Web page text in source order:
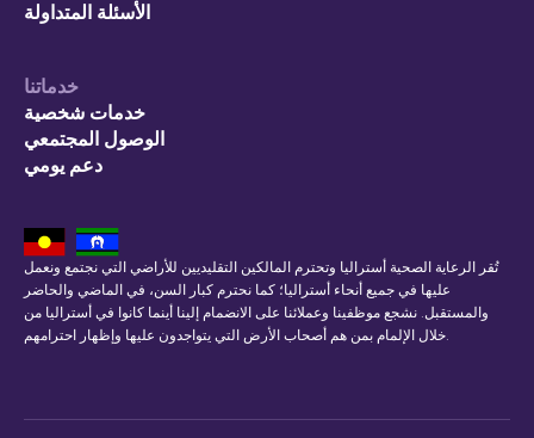
الأسئلة المتداولة
خدماتنا
خدمات شخصية
الوصول المجتمعي
دعم يومي
تُقر الرعاية الصحية أستراليا وتحترم المالكين التقليديين للأراضي التي نجتمع ونعمل
عليها في جميع أنحاء أستراليا؛ كما نحترم كبار السن، في الماضي والحاضر
والمستقبل. نشجع موظفينا وعملائنا على الانضمام إلينا أينما كانوا في أستراليا من
خلال الإلمام بمن هم أصحاب الأرض التي يتواجدون عليها وإظهار احترامهم.